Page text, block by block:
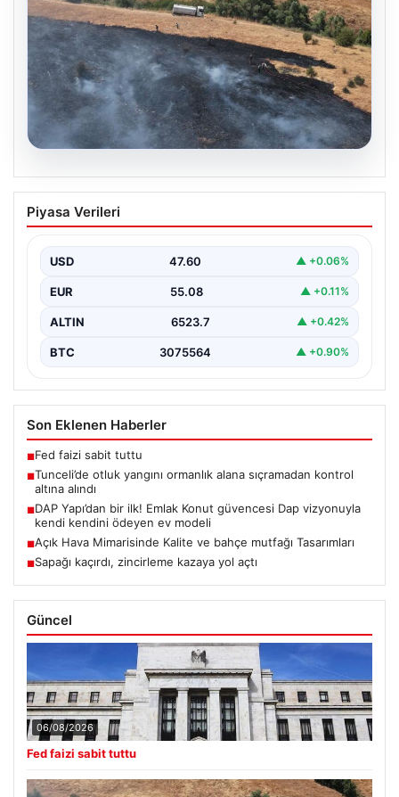
Tunceli’de otluk yangını ormanlık alana
sıçramadan kontrol altına alındı
arasında bulunan otlaklık bölgede henüz
belirlenemeyen bir nedenle…
Piyasa Verileri
USD 47.60 ▲ +0.06%
EUR 55.08 ▲ +0.11%
ALTIN 6523.7 ▲ +0.42%
BTC 3075564 ▲ +0.90%
Son Eklenen Haberler
■Fed faizi sabit tuttu
■Tunceli’de otluk yangını ormanlık alana sıçramadan kontrol
altına alındı
■DAP Yapı’dan bir ilk! Emlak Konut güvencesi Dap vizyonuyla
kendi kendini ödeyen ev modeli
■Açık Hava Mimarisinde Kalite ve bahçe mutfağı Tasarımları
■Sapağı kaçırdı, zincirleme kazaya yol açtı
Güncel
06/08/2026
Fed faizi sabit tuttu